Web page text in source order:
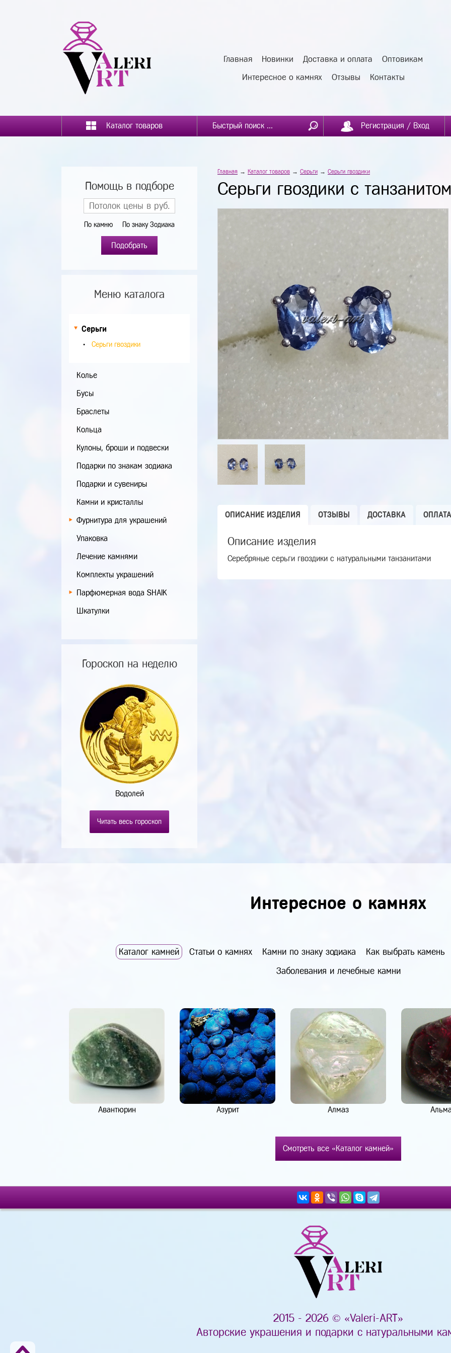
Главная Новинки Доставка и оплата Оптовикам
Интересное о камнях Отзывы Контакты
Каталог товаров Регистрация / Вход
Помощь в подборе
По камню По знаку Зодиака
Подобрать
Меню каталога
Серьги
Серьги гвоздики
Колье
Бусы
Браслеты
Кольца
Кулоны, броши и подвески
Подарки по знакам зодиака
Подарки и сувениры
Камни и кристаллы
Фурнитура для украшений
Упаковка
Лечение камнями
Комплекты украшений
Парфюмерная вода SHAIK
Шкатулки
Гороскоп на неделю
Водолей
Читать весь гороскоп
Главная → Каталог товаров → Серьги → Серьги гвоздики
Серьги гвоздики с танзанитом
ОПИСАНИЕ ИЗДЕЛИЯ ОТЗЫВЫ ДОСТАВКА ОПЛАТА
Описание изделия
Серебряные серьги гвоздики с натуральными танзанитами
Интересное о камнях
Каталог камней Статьи о камнях Камни по знаку зодиака Как выбрать камень
Заболевания и лечебные камни
Авантюрин Азурит Алмаз
Смотреть все «Каталог камней»
2015 - 2026 © «Valeri-ART»
Авторские украшения и подарки с натуральными